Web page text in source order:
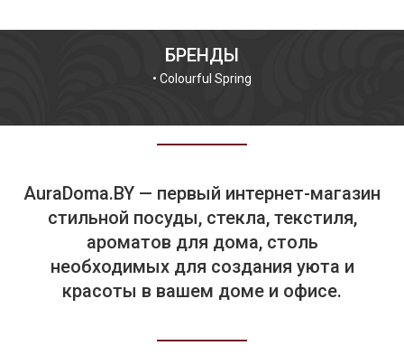
БРЕНДЫ
• Colourful Spring
AuraDoma.BY — первый интернет-магазин
стильной посуды, стекла, текстиля,
ароматов для дома, столь
необходимых для создания уюта и
красоты в вашем доме и офисе.